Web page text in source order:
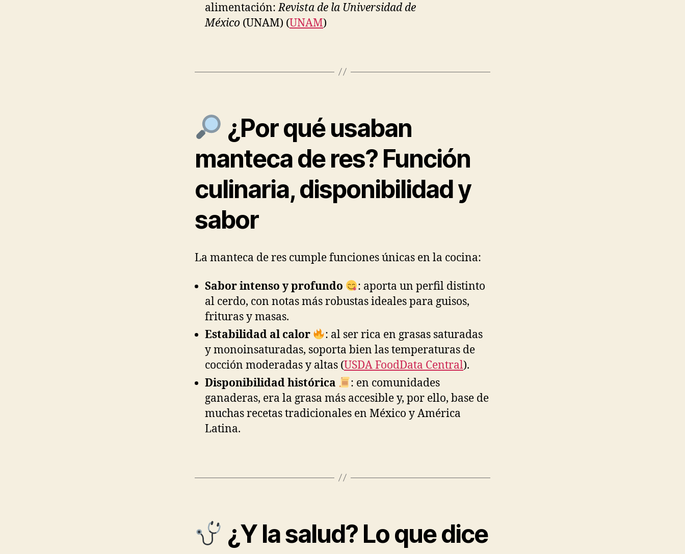
alimentación:Revista de la Universidad de
México (UNAM) (UNAM)
¿Por qué usaban
manteca de res? Función
culinaria, disponibilidad y
sabor
La manteca de res cumple funciones únicas en la cocina:
Sabor intenso y profundo
: aporta un perfil distinto
al cerdo, con notas más robustas ideales para guisos,
frituras y masas.
Estabilidad al calor
: al ser rica en grasas saturadas
y monoinsaturadas, soporta bien las temperaturas de
cocción moderadas y altas (USDA FoodData Central).
Disponibilidad histórica
: en comunidades
ganaderas, era la grasa más accesible y, por ello, base de
muchas recetas tradicionales en México y América
Latina.
¿Y la salud? Lo que dice